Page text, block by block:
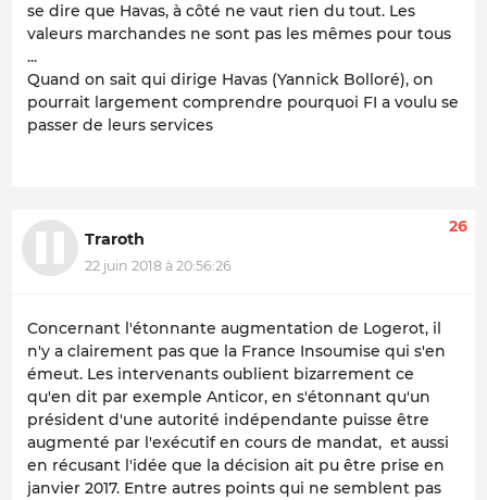
se dire que Havas, à côté ne vaut rien du tout. Les
valeurs marchandes ne sont pas les mêmes pour tous
...
Quand on sait qui dirige Havas (Yannick Bolloré), on
pourrait largement comprendre pourquoi FI a voulu se
passer de leurs services
Traroth
22 juin 2018 à 20:56:26
26
Concernant l'étonnante augmentation de Logerot, il
n'y a clairement pas que la France Insoumise qui s'en
émeut. Les intervenants oublient bizarrement ce
qu'en dit par exemple Anticor, en s'étonnant qu'un
président d'une autorité indépendante puisse être
augmenté par l'exécutif en cours de mandat, et aussi
en récusant l'idée que la décision ait pu être prise en
janvier 2017. Entre autres points qui ne semblent pas